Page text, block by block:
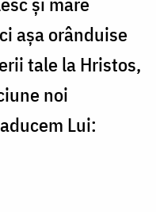
așa orânduise
tale la Hristos,
noi
Lui: